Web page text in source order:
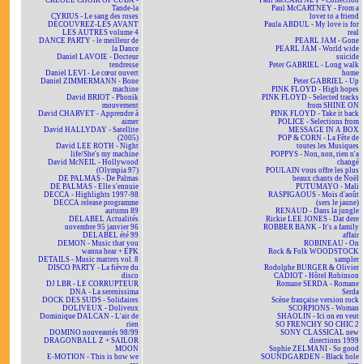
Tande-la
CYRIUS - Le sang des roses
DÉCOUVREZ-LES AVANT
LES AUTRES volume 4
DANCE PARTY - le meilleur de
la Dance
Daniel LAVOIE - Docteur
tendresse
Daniel LEVI - Le cœur ouvert
Daniel ZIMMERMANN - Bone
machine
David BRIOT - Phonik
mouvement
David CHARVET - Apprendre à
aimer
David HALLYDAY - Satellite
(2005)
David LEE ROTH - Night
life/She's my machine
David McNEIL - Hollywood
(Olympia 97)
DE PALMAS - De Palmas
DE PALMAS - Elle s'ennuie
DECCA - Highlights 1997-98
DECCA release programme
autumn 89
DELABEL Actualités
novembre 95 janvier 96
DELABEL été 99
DEMON - Music that you
wanna hear + EPK
DETAILS - Music matters vol. 8
DISCO PARTY - La fièvre du
disco
DJ LBR - LE CORRUPTEUR
DNA - La serenissima
DOCK DES SUDS - Solidaires
DOLIVEUX - Doliveux
Dominique DALCAN - L'air de
rien
DOMINO nouveautés 98/99
DRAGONBALL Z + SAILOR
MOON
E-MOTION - This is how we
Paul McCARTNEY - From a
lover to a friend
Paula ABDUL - My love is for
real
PEARL JAM - Gone
PEARL JAM - World wide
suicide
Peter GABRIEL - Long walk
home
Peter GABRIEL - Up
PINK FLOYD - High hopes
PINK FLOYD - Selected tracks
from SHINE ON
PINK FLOYD - Take it back
POLICE - Selections from
MESSAGE IN A BOX
POP & CORN - La Fête de
toutes les Musiques
POPPYS - Non, non, rien n'a
changé
POULAIN vous offre les plus
beaux chants de Noël
PUTUMAYO - Mali
RASPIGAOUS - Mois d'août
(sers le jaune)
RENAUD - Dans la jungle
Rickie LEE JONES - Dat dere
ROBBER BANK - It's a family
affair
ROBINEAU - On
Rock & Folk WOODSTOCK
sampler
Rodolphe BURGER & Olivier
CADIOT - Hôtel Robinson
Romane SERDA - Romane
Serda
Scène française version rock
SCORPIONS - Woman
SHAOLIN - Ici on en veut
SO FRENCHY SO CHIC 2
SONY CLASSICAL new
directions 1999
Sophie ZELMANI - So good
SOUNDGARDEN - Black hole